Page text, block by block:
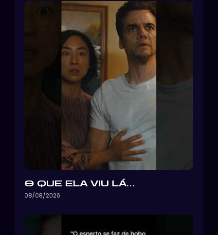
O QUE ELA VIU LÁ…
08/08/2026